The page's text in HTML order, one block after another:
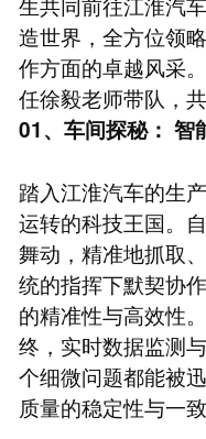
造世界，全方位领
作方面的卓越风采
任徐毅老师带队，
01、车间探秘： 智
踏入江淮汽车的生
运转的科技王国。
舞动，精准地抓取
统的指挥下默契协
的精准性与高效性
终，实时数据监测
个细微问题都能被
质量的稳定性与一致